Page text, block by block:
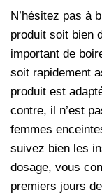
N’hésitez pas à
produit soit bien
important de
soit rapidement
produit est
contre, il n’est
femmes
suivez bien les
dosage, vous
premiers jours